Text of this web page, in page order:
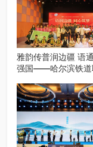
雅韵传普润边疆 语
强国——哈尔滨铁道
2026千团万人推普
项实践